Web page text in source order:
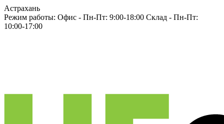
Астрахань
Режим работы: Офис - Пн-Пт: 9:00-18:00 Склад - Пн-Пт:
10:00-17:00